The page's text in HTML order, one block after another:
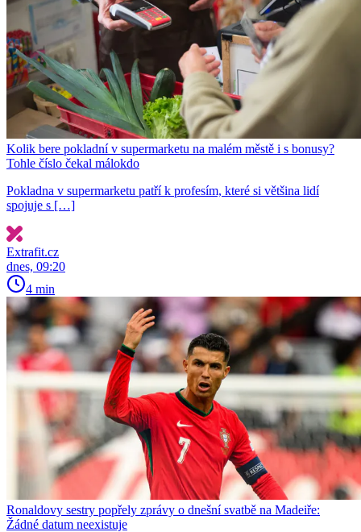
Kolik bere pokladní v supermarketu na malém městě i s bonusy?
Tohle číslo čekal málokdo
Pokladna v supermarketu patří k profesím, které si většina lidí
spojuje s […]
Extrafit.cz
dnes, 09:20
4 min
Ronaldovy sestry popřely zprávy o dnešní svatbě na Madeiře:
Žádné datum neexistuje